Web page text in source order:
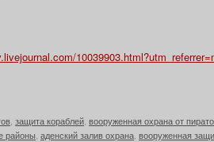
защита кораблей вооруженная охрана от
районы аденский залив охрана вооруженная